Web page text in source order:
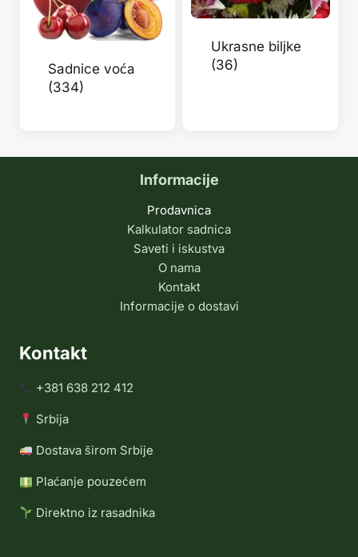
Sadnice voća
(334)
Ukrasne biljke
(36)
Informacije
Prodavnica
Kalkulator sadnica
Saveti i iskustva
O nama
Kontakt
Informacije o dostavi
Kontakt
+381 638 212 412
Srbija
Dostava širom Srbije
Plaćanje pouzećem
Direktno iz rasadnika